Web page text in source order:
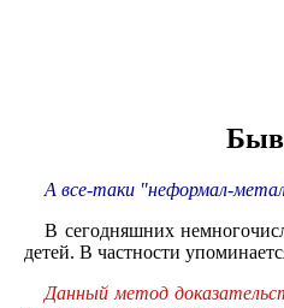
А все-таки "неформал-
В сегодняшних
детей. В частности
Данный метод